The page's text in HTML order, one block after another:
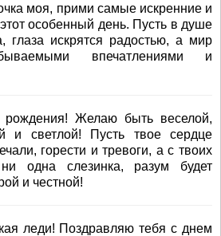
моя, прими самые искренние и
особенный день. Пусть в душе
глаза искрятся радостью, а мир
впечатлениями и
Желаю быть веселой,
и светлой! Пусть твое сердце
горести и тревоги, а с твоих
одна слезинка, разум будет
и честной!
леди! Поздравляю тебя с днем